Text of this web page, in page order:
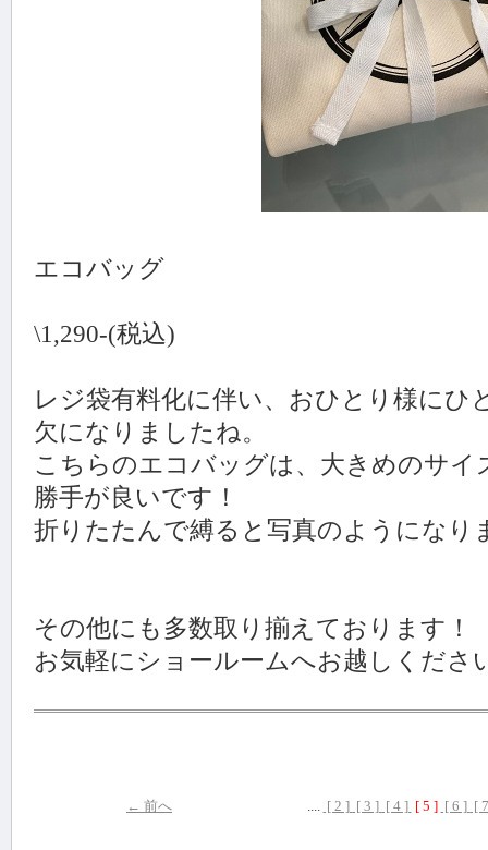
エコバッグ
\1,290-(税込)
レジ袋有料化に伴い、おひとり様にひ
欠になりましたね。
こちらのエコバッグは、大きめのサ
勝手が良いです！
折りたたんで縛ると写真のようになり
その他にも多数取り揃えております！
お気軽にショールームへお越しくださ
← 前へ [ 2 ] [ 3 ] [ 4 ] [ 5 ] [ 6 ] [